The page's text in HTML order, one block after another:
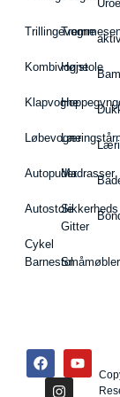
Trillingevogne
Kombivogne
Klapvogne
Løbevogne
Autopuder
Autostole
Cykel
Barnestol
Højstole
Madrasser
Sikkerheds
Gitter
Småmøbler